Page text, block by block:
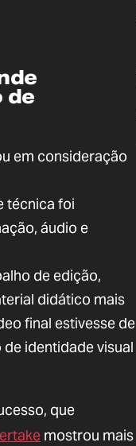
de
em consideração
técnica foi
áudio e
de edição,
didático mais
final estivesse de
identidade visual
que
mostrou mais